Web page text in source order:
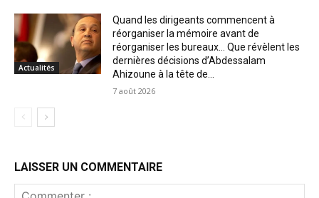
Actualités
Quand les dirigeants commencent à
réorganiser la mémoire avant de
réorganiser les bureaux… Que révèlent les
dernières décisions d’Abdessalam
Ahizoune à la tête de...
7 août 2026
LAISSER UN COMMENTAIRE